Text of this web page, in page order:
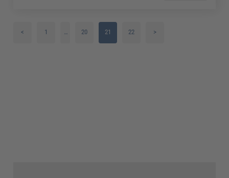
< 1 … 20 21 22 >